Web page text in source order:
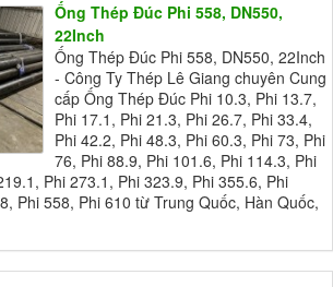
Ống Thép Đúc Phi 558, DN550,
22Inch
Ống Thép Đúc Phi 558, DN550, 22Inch
- Công Ty Thép Lê Giang chuyên Cung
cấp Ống Thép Đúc Phi 10.3, Phi 13.7,
Phi 17.1, Phi 21.3, Phi 26.7, Phi 33.4,
Phi 42.2, Phi 48.3, Phi 60.3, Phi 73, Phi
76, Phi 88.9, Phi 101.6, Phi 114.3, Phi
Phi 273.1, Phi 323.9, Phi 355.6, Phi
Phi 558, Phi 610 từ Trung Quốc, Hàn Quốc,